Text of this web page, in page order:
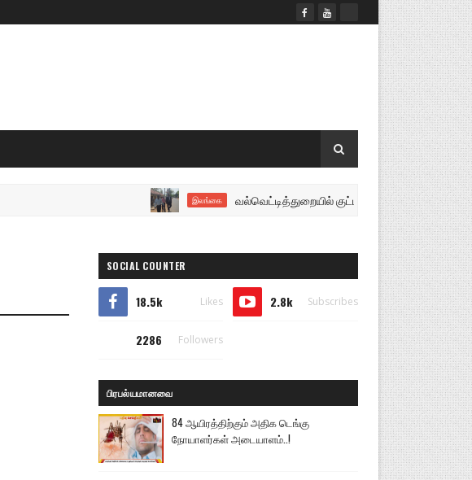
இலங்கை வல்வெட்டித்துறையில் குட்டிமணி தங்கத்துரை
SOCIAL COUNTER
18.5k Likes 2.8k Subscribes
2286 Followers
பிரபல்யமானவை
84 ஆயிரத்திற்கும் அதிக டெங்கு
நோயாளர்கள் அடையாளம்..!